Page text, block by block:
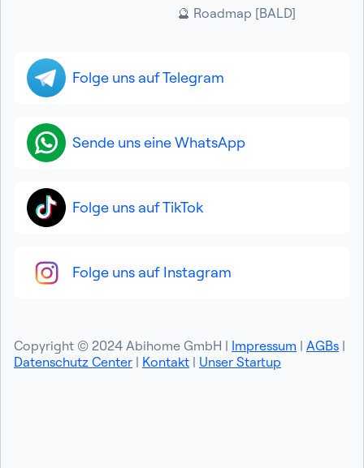
🔮 Roadmap [BALD]
Folge uns auf Telegram
Sende uns eine WhatsApp
Folge uns auf TikTok
Folge uns auf Instagram
Copyright © 2024 Abihome GmbH | Impressum | AGBs |
Datenschutz Center | Kontakt | Unser Startup